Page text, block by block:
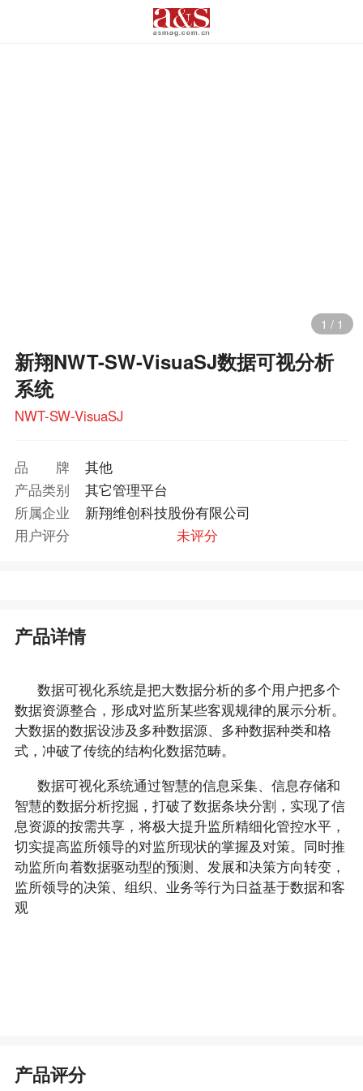
1 / 1
新翔NWT-SW-VisuaSJ数据可视分析
系统
NWT-SW-VisuaSJ
品牌
其他
产品类别
其它管理平台
所属企业
新翔维创科技股份有限公司
用户评分
未评分
产品详情
数据可视化系统是把大数据分析的多个用户把多个
数据资源整合，形成对监所某些客观规律的展示分析。
大数据的数据设涉及多种数据源、多种数据种类和格
式，冲破了传统的结构化数据范畴。
数据可视化系统通过智慧的信息采集、信息存储和
智慧的数据分析挖掘，打破了数据条块分割，实现了信
息资源的按需共享，将极大提升监所精细化管控水平，
切实提高监所领导的对监所现状的掌握及对策。同时推
动监所向着数据驱动型的预测、发展和决策方向转变，
监所领导的决策、组织、业务等行为日益基于数据和客
观
产品评分